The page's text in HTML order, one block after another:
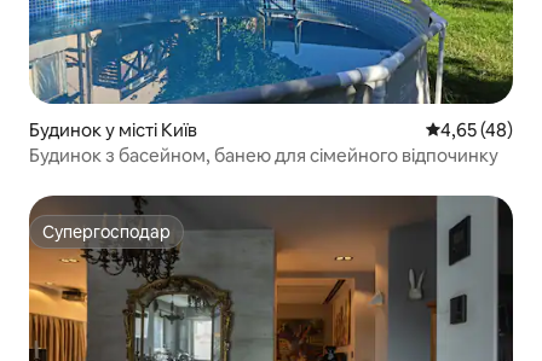
Будинок у місті Київ Середня
4,65 (48)
Будинок з басейном, банею для сімейного відпочинку
Супергосподар
Супергосподар